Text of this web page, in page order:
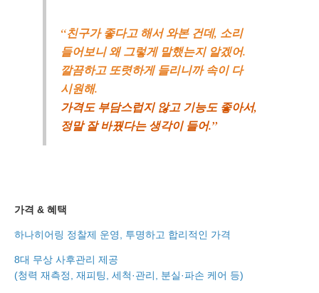
“친구가 좋다고 해서 와본 건데, 소리
들어보니 왜 그렇게 말했는지 알겠어.
깔끔하고 또렷하게 들리니까 속이 다
시원해.
가격도 부담스럽지 않고 기능도 좋아서,
정말 잘 바꿨다는 생각이 들어.”
가격 & 혜택
하나히어링 정찰제 운영, 투명하고 합리적인 가격
8대 무상 사후관리 제공
(청력 재측정, 재피팅, 세척·관리, 분실·파손 케어 등)